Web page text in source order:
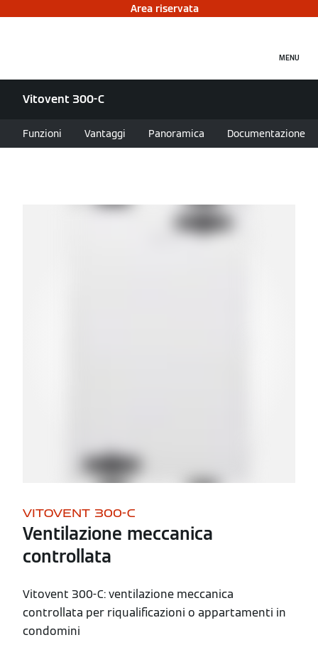
Area riservata
MENU
Vitovent 300-C
Funzioni Vantaggi Panoramica Documentazione
VITOVENT 300-C
Ventilazione meccanica
controllata
Vitovent 300-C: ventilazione meccanica
controllata per riqualificazioni o appartamenti in
condomini